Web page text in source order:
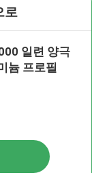
로
일련 양극
늄 프로필